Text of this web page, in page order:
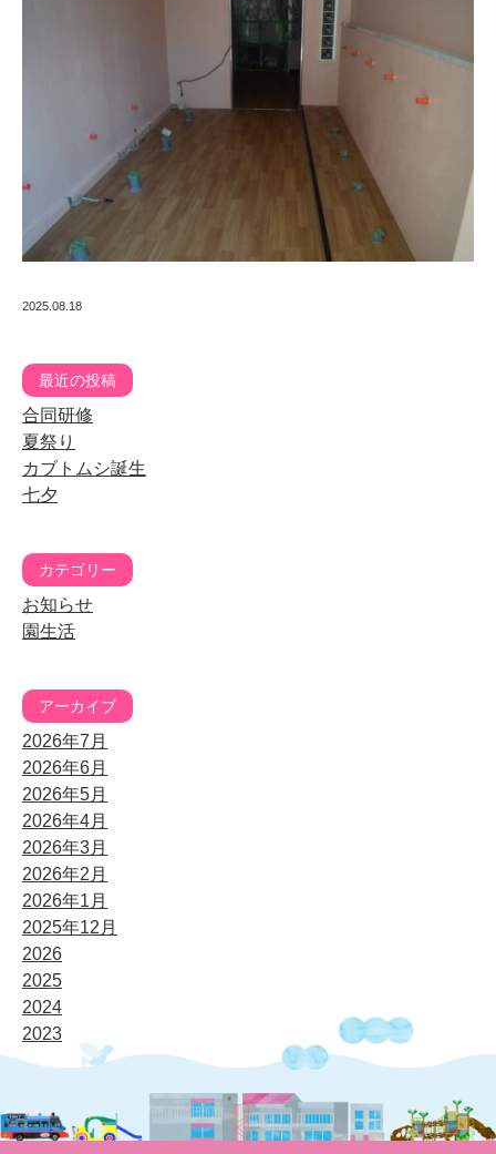
2025.08.18
最近の投稿
合同研修
夏祭り
カブトムシ誕生
七夕
カテゴリー
お知らせ
園生活
アーカイブ
2026年7月
2026年6月
2026年5月
2026年4月
2026年3月
2026年2月
2026年1月
2025年12月
2026
2025
2024
2023